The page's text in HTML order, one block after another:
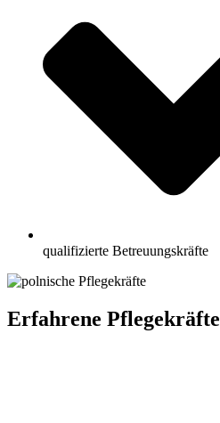
qualifizierte Betreuungskräfte
Erfahrene Pflegekräfte